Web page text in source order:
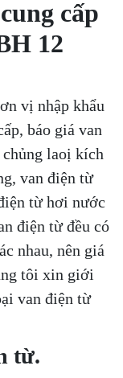
cấp
12
vị nhập khẩu
báo giá van
chủng laoị kích
van điện từ
từ hơi nước
điện từ đều có
nhau, nên giá
tôi xin giới
van điện từ
từ.